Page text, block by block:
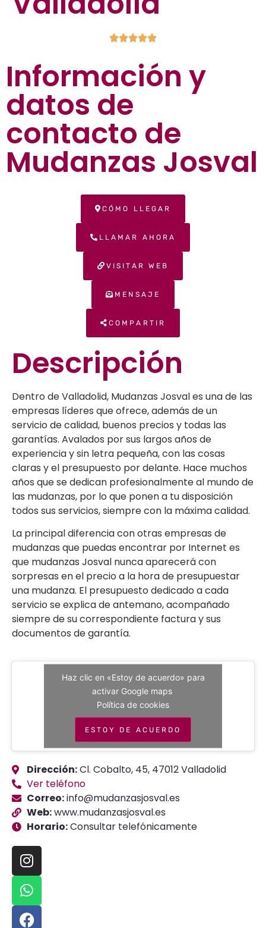

Información y
datos de
contacto de
Mudanzas Josval
CÓMO LLEGAR
LLAMAR AHORA
VISITAR WEB
MENSAJE
COMPARTIR
Descripción
Dentro de Valladolid, Mudanzas Josval es una de las
empresas líderes que ofrece, además de un
servicio de calidad, buenos precios y todas las
garantías. Avalados por sus largos años de
experiencia y sin letra pequeña, con las cosas
claras y el presupuesto por delante. Hace muchos
años que se dedican profesionalmente al mundo de
las mudanzas, por lo que ponen a tu disposición
todos sus servicios, siempre con la máxima calidad.
La principal diferencia con otras empresas de
mudanzas que puedas encontrar por Internet es
que mudanzas Josval nunca aparecerá con
sorpresas en el precio a la hora de presupuestar
una mudanza. El presupuesto dedicado a cada
servicio se explica de antemano, acompañado
siempre de su correspondiente factura y sus
documentos de garantía.
Haz clic en «Estoy de acuerdo» para
activar Google maps
Política de cookies
ESTOY DE ACUERDO
Dirección:Cl. Cobalto, 45, 47012 Valladolid
Ver teléfono
Correo:info@mudanzasjosval.es
Web:www.mudanzasjosval.es
Horario:Consultar telefónicamente